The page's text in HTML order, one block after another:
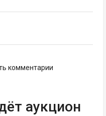
комментарии
аукцион